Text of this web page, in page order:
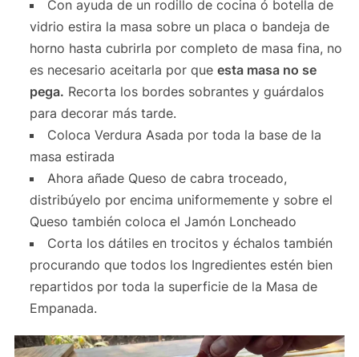
Con ayuda de un rodillo de cocina ó botella de
vidrio estira la masa sobre un placa o bandeja de
horno hasta cubrirla por completo de masa fina, no
es necesario aceitarla por queesta masa no se
pega. Recorta los bordes sobrantes y guárdalos
para decorar más tarde.
Coloca Verdura Asada por toda la base de la
masa estirada
Ahora añade Queso de cabra troceado,
distribúyelo por encima uniformemente y sobre el
Queso también coloca el Jamón Loncheado
Corta los dátiles en trocitos y échalos también
procurando que todos los Ingredientes estén bien
repartidos por toda la superficie de la Masa de
Empanada.